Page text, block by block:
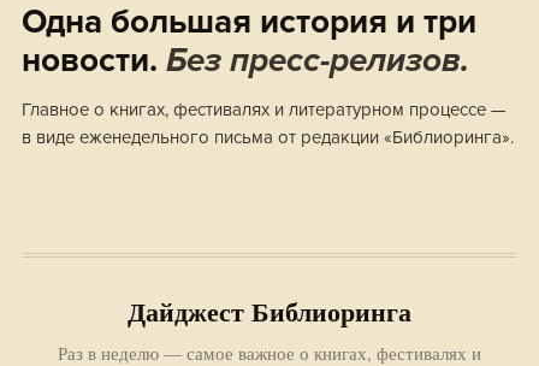
Одна большая история и три
новости. Без пресс-релизов.
Главное о книгах, фестивалях и литературном процессе —
в виде еженедельного письма от редакции «Библиоринга».
Дайджест Библиоринга
Раз в неделю — самое важное о книгах, фестивалях и